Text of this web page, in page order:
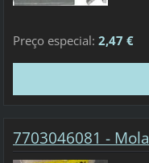
Preço especial: 2,47 €
7703046081 -